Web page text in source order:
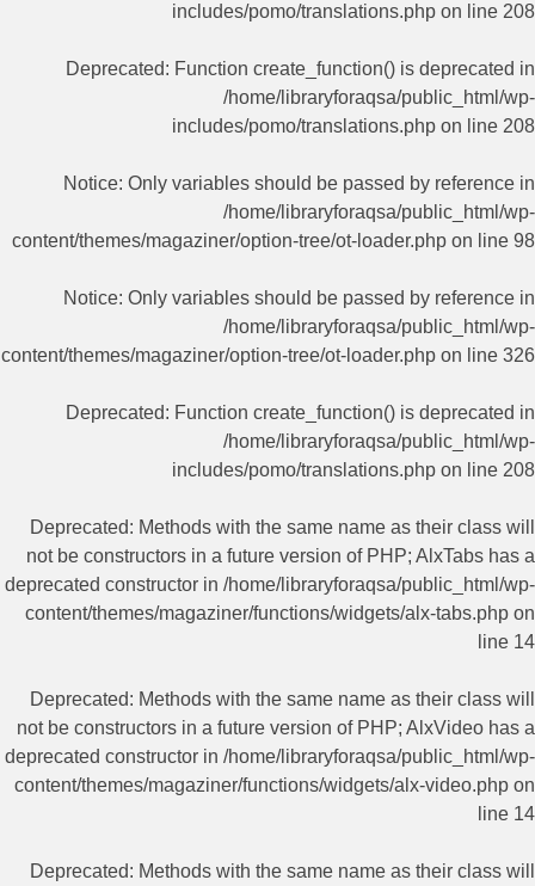
includes/pomo/translations.php on line 208
Deprecated: Function create_function() is deprecated in
/home/libraryforaqsa/public_html/wp-
includes/pomo/translations.php on line 208
Notice: Only variables should be passed by reference in
/home/libraryforaqsa/public_html/wp-
content/themes/magaziner/option-tree/ot-loader.php on line 98
Notice: Only variables should be passed by reference in
/home/libraryforaqsa/public_html/wp-
content/themes/magaziner/option-tree/ot-loader.php on line 326
Deprecated: Function create_function() is deprecated in
/home/libraryforaqsa/public_html/wp-
includes/pomo/translations.php on line 208
Deprecated: Methods with the same name as their class will
not be constructors in a future version of PHP; AlxTabs has a
deprecated constructor in /home/libraryforaqsa/public_html/wp-
content/themes/magaziner/functions/widgets/alx-tabs.php on
line 14
Deprecated: Methods with the same name as their class will
not be constructors in a future version of PHP; AlxVideo has a
deprecated constructor in /home/libraryforaqsa/public_html/wp-
content/themes/magaziner/functions/widgets/alx-video.php on
line 14
Deprecated: Methods with the same name as their class will